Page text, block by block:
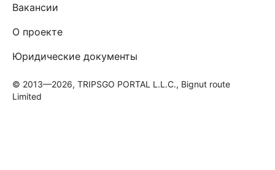
Вакансии
О проекте
Юридические документы
© 2013—2026, TRIPSGO PORTAL L.L.C., Bignut route
Limited